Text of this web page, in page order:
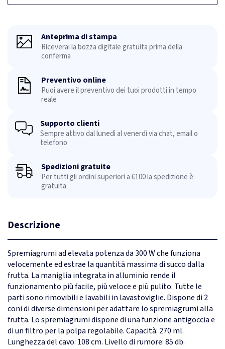
Anteprima di stampa
Riceverai la bozza digitale gratuita prima della
conferma
Preventivo online
Puoi avere il preventivo dei tuoi prodotti in tempo
reale
Supporto clienti
Sempre attivo dal lunedì al venerdì via chat, email o
telefono
Spedizioni gratuite
Per tutti gli ordini superiori a €100 la spedizione è
gratuita
Descrizione
Spremiagrumi ad elevata potenza da 300 W che funziona
velocemente ed estrae la quantità massima di succo dalla
frutta. La maniglia integrata in alluminio rende il
funzionamento più facile, più veloce e più pulito. Tutte le
parti sono rimovibili e lavabili in lavastoviglie. Dispone di 2
coni di diverse dimensioni per adattare lo spremiagrumi alla
frutta. Lo spremiagrumi dispone di una funzione antigoccia e
di un filtro per la polpa regolabile. Capacità: 270 ml.
Lunghezza del cavo: 108 cm. Livello di rumore: 85 db.